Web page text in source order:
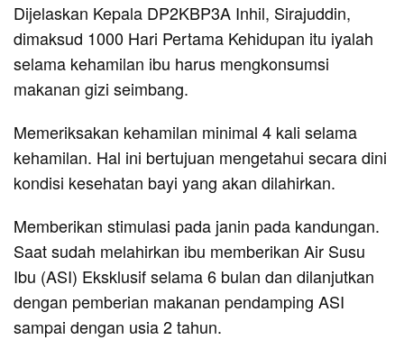
Dijelaskan Kepala DP2KBP3A Inhil, Sirajuddin,
dimaksud 1000 Hari Pertama Kehidupan itu iyalah
selama kehamilan ibu harus mengkonsumsi
makanan gizi seimbang.
Memeriksakan kehamilan minimal 4 kali selama
kehamilan. Hal ini bertujuan mengetahui secara dini
kondisi kesehatan bayi yang akan dilahirkan.
Memberikan stimulasi pada janin pada kandungan.
Saat sudah melahirkan ibu memberikan Air Susu
Ibu (ASI) Eksklusif selama 6 bulan dan dilanjutkan
dengan pemberian makanan pendamping ASI
sampai dengan usia 2 tahun.